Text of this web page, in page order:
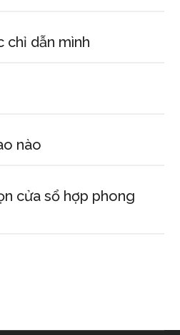
chỉ dẫn mình
nào
cửa sổ hợp phong